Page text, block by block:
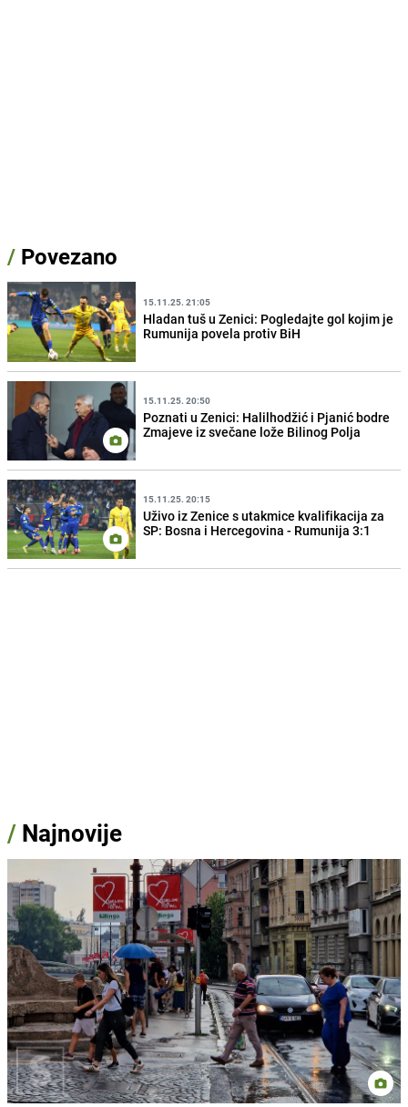
/ Povezano
15.11.25. 21:05
Hladan tuš u Zenici: Pogledajte gol kojim je
Rumunija povela protiv BiH
15.11.25. 20:50
Poznati u Zenici: Halilhodžić i Pjanić bodre
Zmajeve iz svečane lože Bilinog Polja
15.11.25. 20:15
Uživo iz Zenice s utakmice kvalifikacija za
SP: Bosna i Hercegovina - Rumunija 3:1
/ Najnovije